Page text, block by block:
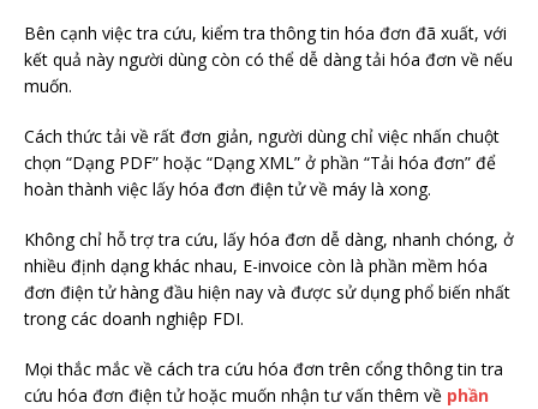
Bên cạnh việc tra cứu, kiểm tra thông tin hóa đơn đã xuất, với
kết quả này người dùng còn có thể dễ dàng tải hóa đơn về nếu
muốn.
Cách thức tải về rất đơn giản, người dùng chỉ việc nhấn chuột
chọn “Dạng PDF” hoặc “Dạng XML” ở phần “Tải hóa đơn” để
hoàn thành việc lấy hóa đơn điện tử về máy là xong.
Không chỉ hỗ trợ tra cứu, lấy hóa đơn dễ dàng, nhanh chóng, ở
nhiều định dạng khác nhau, E-invoice còn là phần mềm hóa
đơn điện tử hàng đầu hiện nay và được sử dụng phổ biến nhất
trong các doanh nghiệp FDI.
Mọi thắc mắc về cách tra cứu hóa đơn trên cổng thông tin tra
cứu hóa đơn điện tử hoặc muốn nhận tư vấn thêm về phần